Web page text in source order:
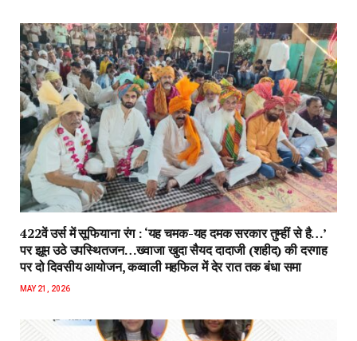
422वें उर्स में सूफियाना रंग : ‘यह चमक-यह दमक सरकार तुम्हीं से है…’
पर झूम उठे उपस्थितजन…ख्वाजा खुदा सैयद दादाजी (शहीद) की दरगाह
पर दो दिवसीय आयोजन, कव्वाली महफिल में देर रात तक बंधा समा
MAY 21, 2026